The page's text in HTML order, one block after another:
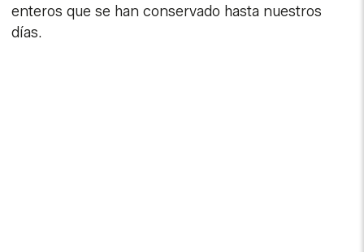
enteros que se han conservado hasta nuestros
días.